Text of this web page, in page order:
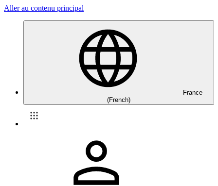
Aller au contenu principal
France
(French)